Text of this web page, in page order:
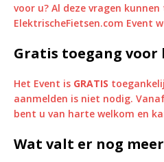
voor u? Al deze vragen
ElektrischeFietsen.com Event
Gratis toegang voor
Het Event is GRATIS
aanmelden is niet nodig.
bent u van harte welkom en
Wat valt er nog